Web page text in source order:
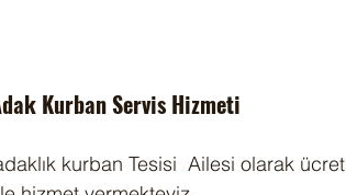
Kurban Servis Hizmeti
kurban Tesisi  Ailesi olarak